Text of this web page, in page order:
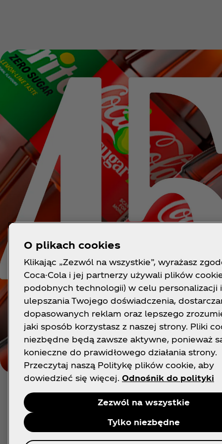
Wspólna
realne efekty
O plikach cookies
Klikając „Zezwól na wszystkie”, wyrażasz
Coca-Cola i jej partnerzy używali plików
podobnych technologii) w celu personalizacji i
ulepszania Twojego doświadczenia,
dopasowanych reklam oraz lepszego
jaki sposób korzystasz z naszej strony. Pliki
niezbędne będą zawsze aktywne, ponieważ
konieczne do prawidłowego działania strony.
Przeczytaj naszą Politykę plików cookie, aby
dowiedzieć się więcej. Odnośnik do polityki
Zezwól na wszystkie
Tylko niezbędne